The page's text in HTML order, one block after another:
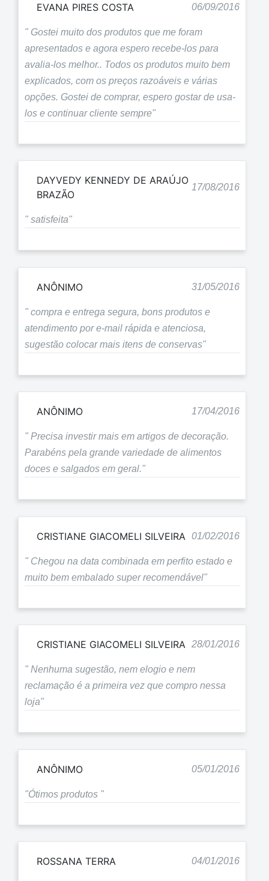
EVANA PIRES COSTA 06/09/2016
" Gostei muito dos produtos que me foram
apresentados e agora espero recebe-los para
avalia-los melhor.. Todos os produtos muito bem
explicados, com os preços razoáveis e várias
opções. Gostei de comprar, espero gostar de usa-
los e continuar cliente sempre"
DAYVEDY KENNEDY DE ARAÚJO
BRAZÃO
17/08/2016
" satisfeita"
ANÔNIMO 31/05/2016
" compra e entrega segura, bons produtos e
atendimento por e-mail rápida e atenciosa,
sugestão colocar mais itens de conservas"
ANÔNIMO 17/04/2016
" Precisa investir mais em artigos de decoração.
Parabéns pela grande variedade de alimentos
doces e salgados em geral."
CRISTIANE GIACOMELI SILVEIRA 01/02/2016
" Chegou na data combinada em perfito estado e
muito bem embalado super recomendável"
CRISTIANE GIACOMELI SILVEIRA 28/01/2016
" Nenhuma sugestão, nem elogio e nem
reclamação é a primeira vez que compro nessa
loja"
ANÔNIMO 05/01/2016
"Ótimos produtos "
ROSSANA TERRA 04/01/2016